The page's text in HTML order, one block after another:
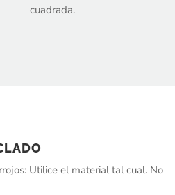
cuadrada.
Utilice el material tal cual. No